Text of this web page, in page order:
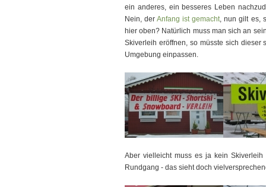
ein anderes, ein besseres Leben
Nein, derAnfang ist gemacht, nun gilt es,
hier oben? Natürlich muss man sich an
Skiverleih eröffnen, so müsste sich
Umgebung einpassen.
Aber vielleicht muss es ja kein
Rundgang - das sieht doch